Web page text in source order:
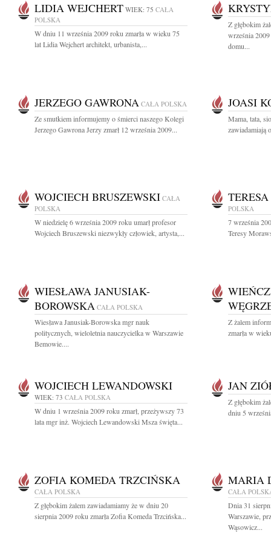
LIDIA WEJCHERT WIEK: 75 CAŁA
POLSKA
W dniu 11 września 2009 roku zmarła w wieku 75
lat Lidia Wejchert architekt, urbanista,...
Z głębokim
września
domu...
JERZEGO GAWRONA CAŁA POLSKA
Ze smutkiem informujemy o śmierci naszego Kolegi
Jerzego Gawrona Jerzy zmarł 12 września 2009...
JOASI
Mama, tata,
zawiadamiają
WOJCIECH BRUSZEWSKI CAŁA
POLSKA
W niedzielę 6 września 2009 roku umarł profesor
Wojciech Bruszewski niezwykły człowiek, artysta,...
POLSKA
7 września
Teresy
WIESŁAWA JANUSIAK-
BOROWSKA CAŁA POLSKA
Wiesława Janusiak-Borowska mgr nauk
politycznych, wieloletnia nauczycielka w Warszawie
Bemowie....
Z żalem
zmarła w
WOJCIECH LEWANDOWSKI
WIEK: 73 CAŁA POLSKA
W dniu 1 września 2009 roku zmarł, przeżywszy 73
lata mgr inż. Wojciech Lewandowski Msza święta...
JAN
Z głębokim
dniu 5
ZOFIA KOMEDA TRZCIŃSKA
CAŁA POLSKA
Z głębokim żalem zawiadamiamy że w dniu 20
sierpnia 2009 roku zmarła Zofia Komeda Trzcińska...
MARIA
CAŁA
Dnia 31
Warszawie,
Wąsowicz...